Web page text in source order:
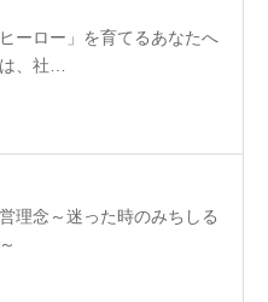
ヒーロー」を育てるあなたへ
、社…
理念～迷った時のみちしる